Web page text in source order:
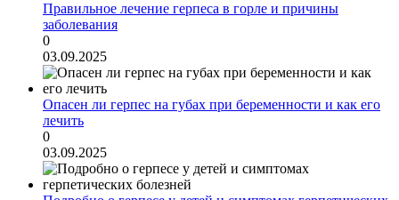
Правильное лечение герпеса в горле и причины
заболевания
0
03.09.2025
Опасен ли герпес на губах при беременности и как его
лечить
0
03.09.2025